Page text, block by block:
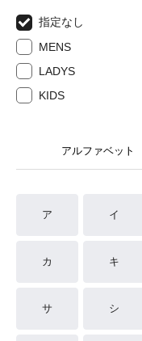
指定なし
MENS
LADYS
KIDS
アルファベット
ア イ
カ キ
サ シ